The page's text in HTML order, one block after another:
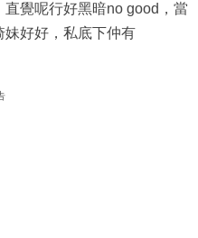
覺呢行好黑暗no good，當
妹好好，私底下仲有